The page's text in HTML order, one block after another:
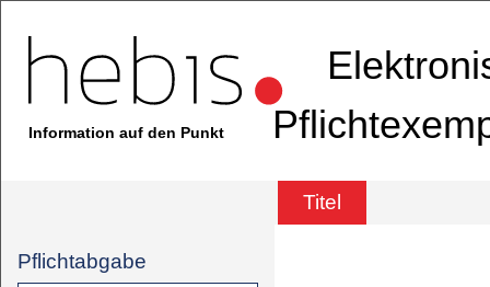
Information auf den Punkt
Titel
Pflichtabgabe